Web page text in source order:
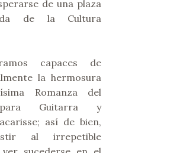
de una plaza
de la Cultura
capaces de
la hermosura
Romanza del
para Guitarra y
así de bien,
al irrepetible